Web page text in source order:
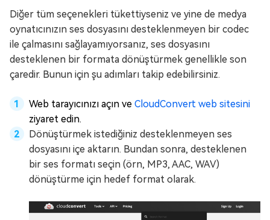
Diğer tüm seçenekleri tükettiyseniz ve yine de medya
oynatıcınızın ses dosyasını desteklenmeyen bir codec
ile çalmasını sağlayamıyorsanız, ses dosyasını
desteklenen bir formata dönüştürmek genellikle son
çaredir. Bunun için şu adımları takip edebilirsiniz.
Web tarayıcınızı açın ve CloudConvert web sitesini
ziyaret edin.
Dönüştürmek istediğiniz desteklenmeyen ses
dosyasını içe aktarın. Bundan sonra, desteklenen
bir ses formatı seçin (örn, MP3, AAC, WAV)
dönüştürme için hedef format olarak.